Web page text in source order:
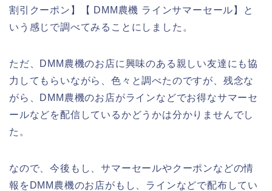
割引クーポン】【 DMM農機 ラインサマーセール】と
いう感じで調べてみることにしました。
ただ、DMM農機のお店に興味のある親しい友達にも協
力してもらいながら、色々と調べたのですが、残念な
がら、DMM農機のお店がラインなどでお得なサマーセ
ールなどを配信しているかどうかは分かりませんでし
た。
なので、今後もし、サマーセールやクーポンなどの情
報をDMM農機のお店がもし、ラインなどで配布してい